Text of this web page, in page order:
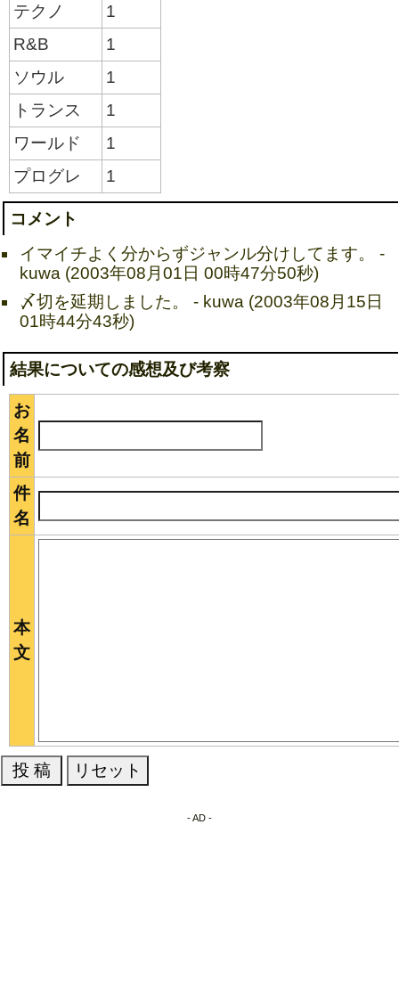
テクノ
1
R&B
1
ソウル
1
トランス
1
ワールド
1
プログレ
1
コメント
イマイチよく分からずジャンル分けしてます。 -
kuwa (2003年08月01日 00時47分50秒)
〆切を延期しました。 - kuwa (2003年08月15日
01時44分43秒)
結果についての感想及び考察
お
名
前
件
名
本
文
- AD -